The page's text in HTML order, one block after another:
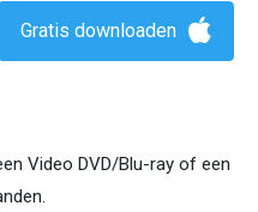
Gratis downloaden
​​Video DVD/Blu-ray of een